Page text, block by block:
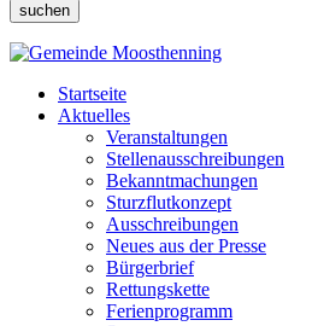
suchen
Startseite
Aktuelles
Veranstaltungen
Stellenausschreibungen
Bekanntmachungen
Sturzflutkonzept
Ausschreibungen
Neues aus der Presse
Bürgerbrief
Rettungskette
Ferienprogramm